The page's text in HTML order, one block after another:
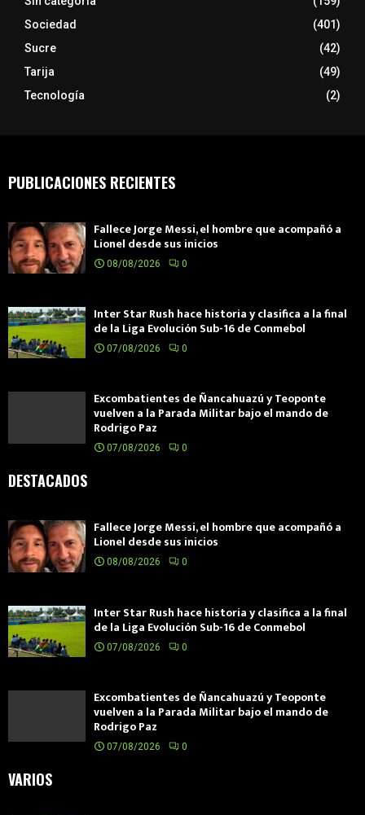
Sociedad
(401)
Sucre
(42)
Tarija
(49)
Tecnología
(2)
PUBLICACIONES RECIENTES
Fallece Jorge Messi, el hombre que acompañó a
Lionel desde sus inicios
08/08/2026 0
Inter Star Rush hace historia y clasifica a la final
de la Liga Evolución Sub-16 de Conmebol
07/08/2026 0
Excombatientes de Ñancahuazú y Teoponte
vuelven a la Parada Militar bajo el mando de
Rodrigo Paz
07/08/2026 0
DESTACADOS
Fallece Jorge Messi, el hombre que acompañó a
Lionel desde sus inicios
08/08/2026 0
Inter Star Rush hace historia y clasifica a la final
de la Liga Evolución Sub-16 de Conmebol
07/08/2026 0
Excombatientes de Ñancahuazú y Teoponte
vuelven a la Parada Militar bajo el mando de
Rodrigo Paz
07/08/2026 0
VARIOS